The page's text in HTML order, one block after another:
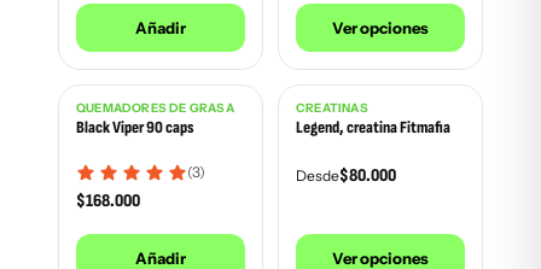
Añadir Ver opciones
QUEMADORES DE GRASA
Black Viper 90 caps
(3)
$168.000
Añadir
CREATINAS
Legend, creatina Fitmafia
Desde$80.000
Ver opciones